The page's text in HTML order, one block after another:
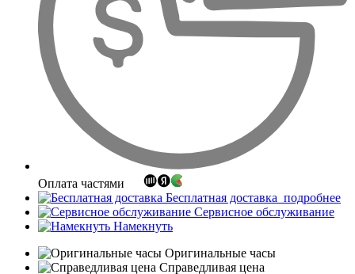
Оплата частями
Бесплатная доставка подробнее
Сервисное обслуживание
Намекнуть
Оригинальные часы
Справедливая цена